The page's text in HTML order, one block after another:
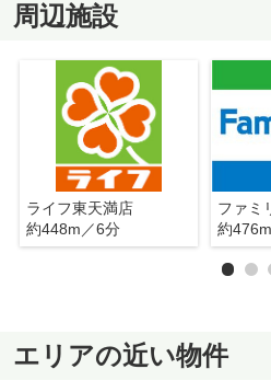
周辺施設
ライフ東天満店
約448m／6分
約
エリアの近い物件